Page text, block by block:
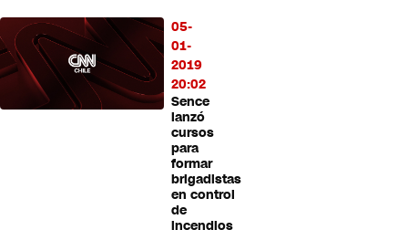
05-
01-
2019
20:02
Sence
lanzó
cursos
para
formar
brigadistas
en control
de
incendios